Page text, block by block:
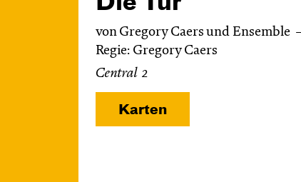
von Gregory Caers und Ensemble
Regie: Gregory Caers
Central 2
Karten